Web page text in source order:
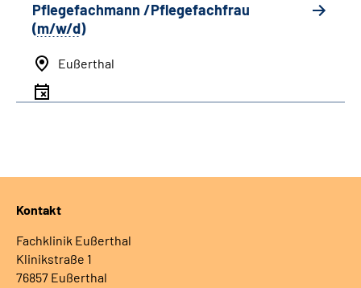
Pflegefachmann /Pflegefachfrau
(m/w/d)
Eußerthal
Kontakt
Fachklinik Eußerthal
Klinikstraße 1
76857 Eußerthal